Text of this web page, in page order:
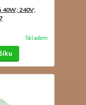
240V;
Skladem